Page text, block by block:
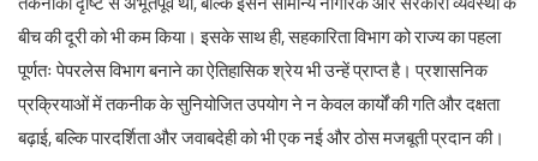
बीच की दूरी को भी कम किया। इसके साथ ही, सहकारिता विभाग को राज्य का पहला
पूर्णतः पेपरलेस विभाग बनाने का ऐतिहासिक श्रेय भी उन्हें प्राप्त है। प्रशासनिक
प्रक्रियाओं में तकनीक के सुनियोजित उपयोग ने न केवल कार्यों की गति और दक्षता
बढ़ाई, बल्कि पारदर्शिता और जवाबदेही को भी एक नई और ठोस मजबूती प्रदान की।